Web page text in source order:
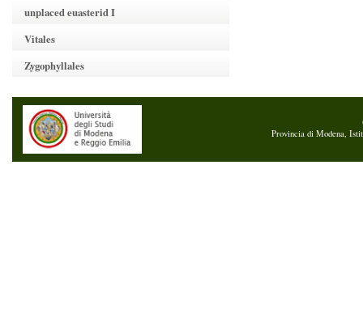
unplaced euasterid I
Vitales
Zygophyllales
Provincia di Modena,